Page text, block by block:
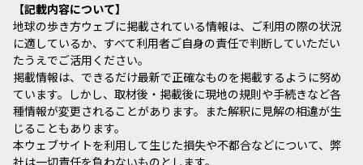
記載内容について
地球の歩き方ウェブに掲載されている情報は、ご利用の際の状況
に適しているか、すべて利用者ご自身の責任で判断していただい
たうえでご活用ください。
掲載情報は、できるだけ最新で正確なものを掲載するように努め
ています。しかし、取材後・掲載後に現地の規則や手続きなど各
種情報が変更されることがあります。また解釈に見解の相違が生
じることもあります。
本ウェブサイトを利用して生じた損失や不都合などについて、弊